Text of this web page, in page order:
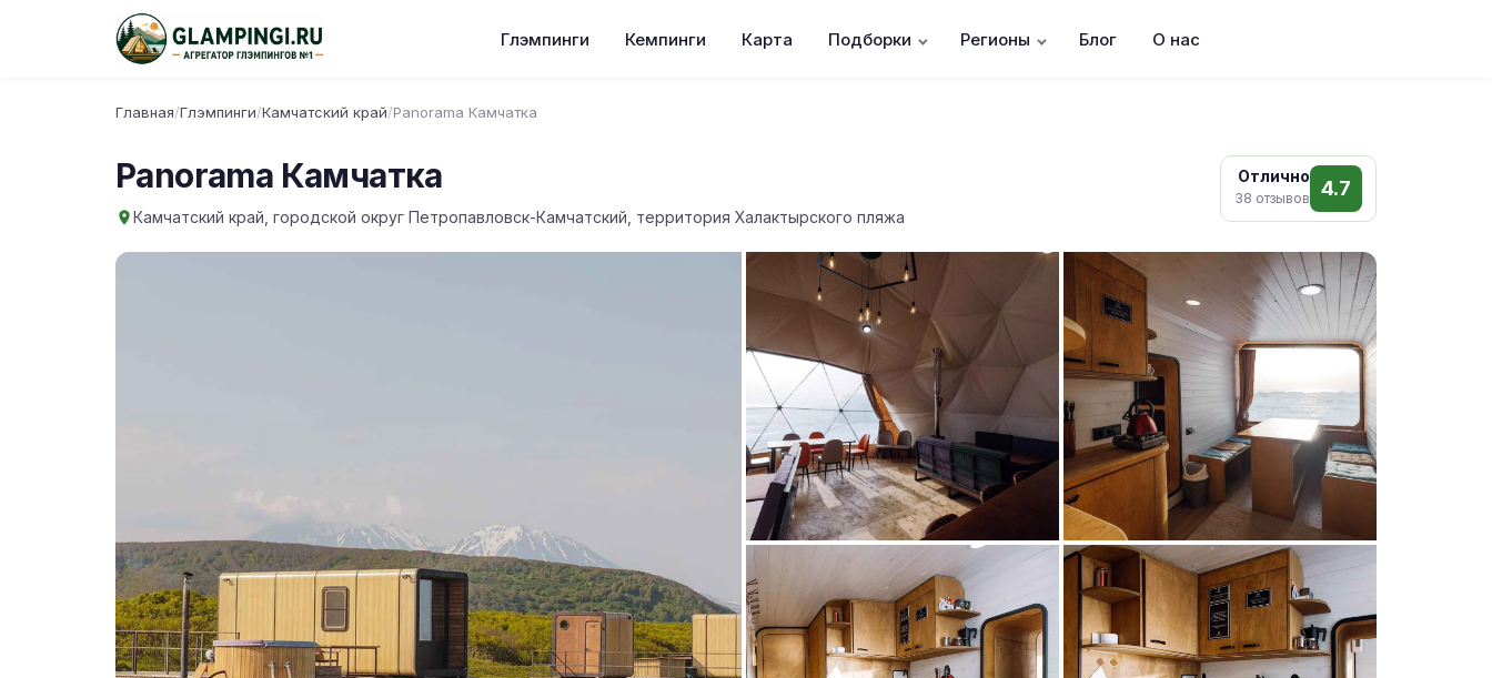
Глэмпинги Кемпинги Карта Подборки Регионы Блог О нас
Главная/Глэмпинги/Камчатский край/Panorama Камчатка
Panorama Камчатка
Камчатский край, городской округ Петропавловск-Камчатский, территория Халактырского пляжа
Отлично
38 отзывов 4.7